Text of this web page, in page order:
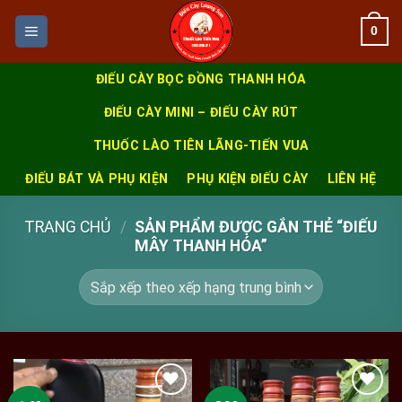
Skip
content
0
ĐIẾU CÀY BỌC ĐỒNG THANH HÓA
ĐIẾU CÀY MINI – ĐIẾU CÀY RÚT
THUỐC LÀO TIÊN LÃNG-TIẾN VUA
ĐIẾU BÁT VÀ PHỤ KIỆN PHỤ KIỆN ĐIẾU CÀY LIÊN HỆ
TRANG CHỦ / SẢN PHẨM ĐƯỢC GẮN THẺ “ĐIẾU
MÂY THANH HÓA”